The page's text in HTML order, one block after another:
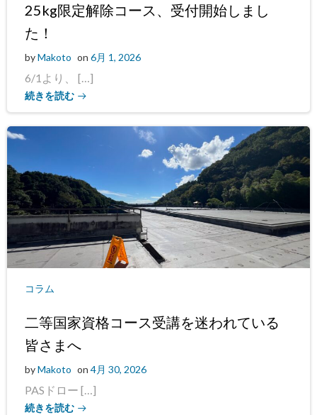
25kg限定解除コース、受付開始しまし
た！
byMakoto on 6月 1, 2026
6/1より、 […]
続きを読む
コラム
二等国家資格コース受講を迷われている
皆さまへ
byMakoto on 4月 30, 2026
PASドロー […]
続きを読む